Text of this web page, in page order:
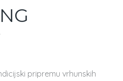
pripremu vrhunskih